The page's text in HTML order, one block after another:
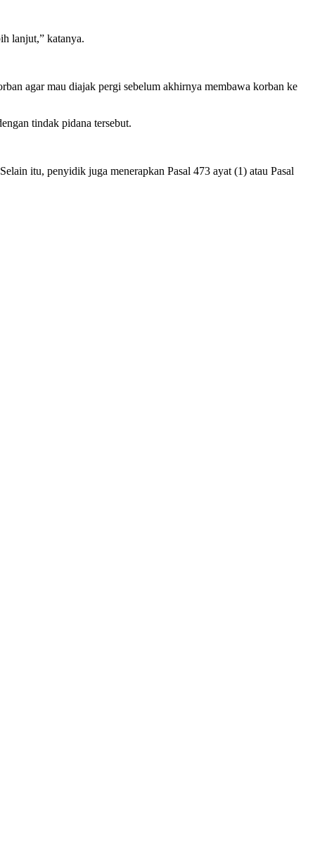
lanjut,” katanya.
agar mau diajak pergi sebelum akhirnya membawa korban ke
tindak pidana tersebut.
itu, penyidik juga menerapkan Pasal 473 ayat (1) atau Pasal